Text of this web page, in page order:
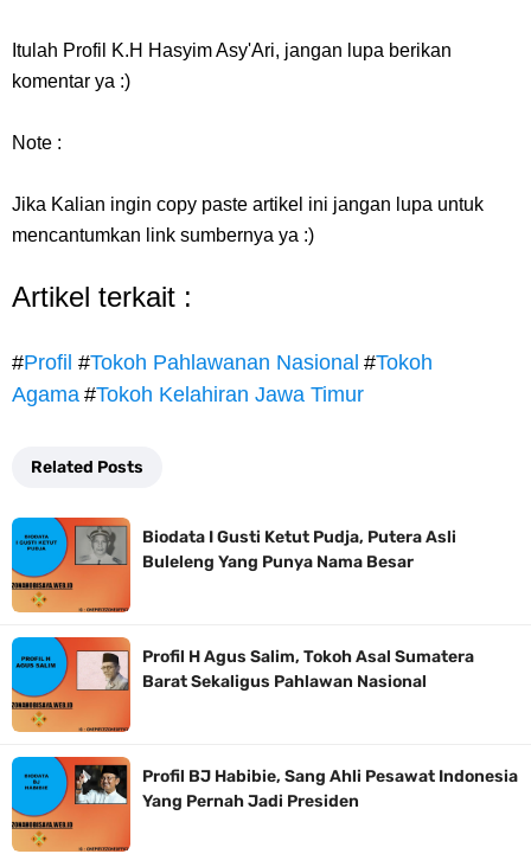
Itulah Profil K.H Hasyim Asy'Ari, jangan lupa berikan
komentar ya :)
Note :
Jika Kalian ingin copy paste artikel ini jangan lupa untuk
mencantumkan link sumbernya ya :)
Artikel terkait :
#Profil #Tokoh Pahlawanan Nasional #Tokoh
Agama #Tokoh Kelahiran Jawa Timur
Related Posts
Biodata I Gusti Ketut Pudja, Putera Asli
Buleleng Yang Punya Nama Besar
Profil H Agus Salim, Tokoh Asal Sumatera
Barat Sekaligus Pahlawan Nasional
Profil BJ Habibie, Sang Ahli Pesawat Indonesia
Yang Pernah Jadi Presiden